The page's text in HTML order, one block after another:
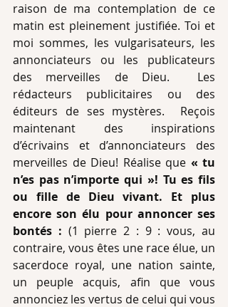
raison de ma contemplation de ce
matin est pleinement justifiée. Toi et
moi sommes, les vulgarisateurs, les
annonciateurs ou les publicateurs
des merveilles de Dieu.  Les
rédacteurs publicitaires ou des
éditeurs de ses mystères.  Reçois
maintenant des inspirations
d’écrivains et d’annonciateurs des
merveilles de Dieu! Réalise que « tu
n’es pas n’importe qui »! Tu es fils
ou fille de Dieu vivant. Et plus
encore son élu pour annoncer ses
bontés : (1 pierre 2 : 9 : vous, au
contraire, vous êtes une race élue, un
sacerdoce royal, une nation sainte,
un peuple acquis, afin que vous
annonciez les vertus de celui qui vous